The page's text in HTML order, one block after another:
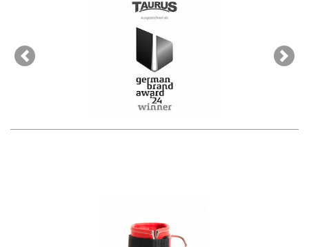
Previous Next